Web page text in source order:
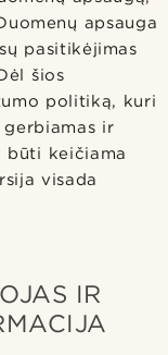
apsauga
pasitikėjimas
šios
politiką, kuri
ir
būti keičiama
visada
IR